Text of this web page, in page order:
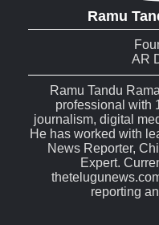
Ramu
AR
Ramu Tandu
professional with
journalism, digital
He has worked with
News Reporter,
Expert.
reporting